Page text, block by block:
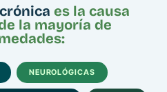
es la causa
la mayoría de
NEUROLÓGICAS